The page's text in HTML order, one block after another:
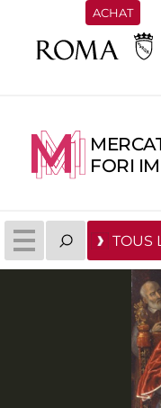
ACHAT
FORI
TOUS